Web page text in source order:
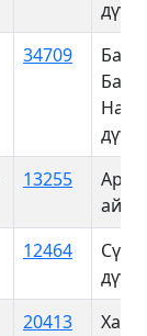
34709
13255
12464
20413
Хан-